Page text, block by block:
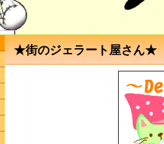
★街のジェラート屋さん★